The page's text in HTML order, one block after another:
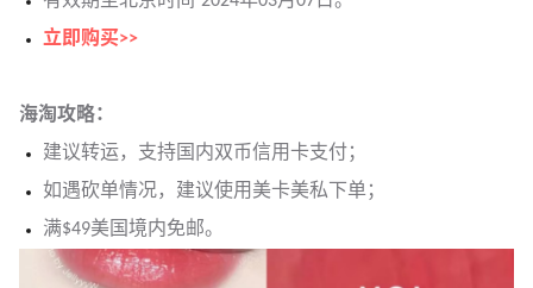
立即购买>>
海淘攻略：
建议转运，支持国内双币信用卡支付；
如遇砍单情况，建议使用美卡美私下单；
满$49美国境内免邮。